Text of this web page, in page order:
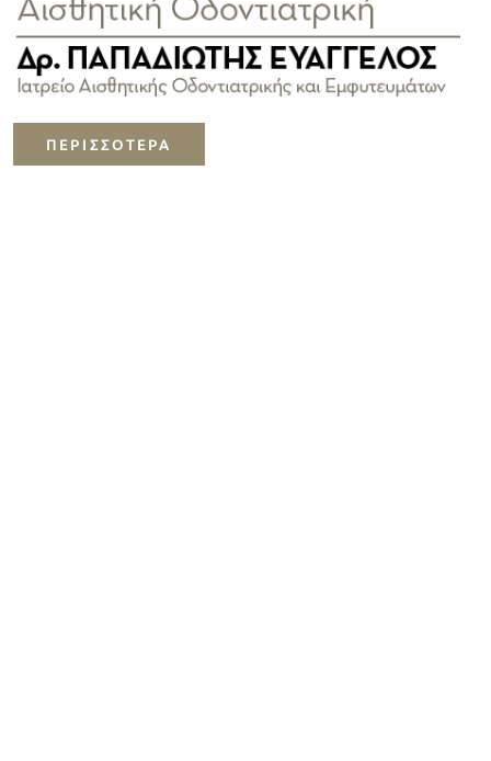
ΠΕΡΙΣΣΟΤΕΡΑ